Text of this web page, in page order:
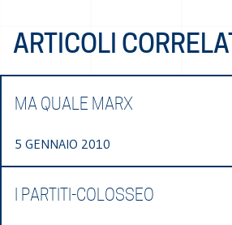
ARTICOLI
MA QUALE MARX
5 GENNAIO 2010
I PARTITI-COLOSSEO